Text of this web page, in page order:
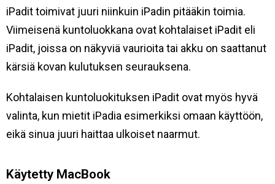
iPadit toimivat juuri niinkuin iPadin pitääkin toimia.
Viimeisenä kuntoluokkana ovat kohtalaiset iPadit eli
iPadit, joissa on näkyviä vaurioita tai akku on saattanut
kärsiä kovan kulutuksen seurauksena.
Kohtalaisen kuntoluokituksen iPadit ovat myös hyvä
valinta, kun mietit iPadia esimerkiksi omaan käyttöön,
eikä sinua juuri haittaa ulkoiset naarmut.
Käytetty MacBook